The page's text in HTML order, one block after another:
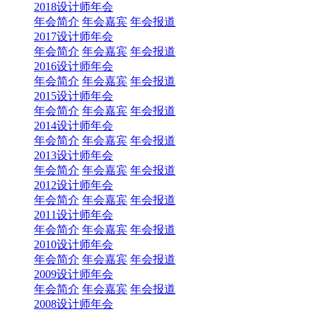
2018设计师年会
年会简介 年会嘉宾 年会报道
2017设计师年会
年会简介 年会嘉宾 年会报道
2016设计师年会
年会简介 年会嘉宾 年会报道
2015设计师年会
年会简介 年会嘉宾 年会报道
2014设计师年会
年会简介 年会嘉宾 年会报道
2013设计师年会
年会简介 年会嘉宾 年会报道
2012设计师年会
年会简介 年会嘉宾 年会报道
2011设计师年会
年会简介 年会嘉宾 年会报道
2010设计师年会
年会简介 年会嘉宾 年会报道
2009设计师年会
年会简介 年会嘉宾 年会报道
2008设计师年会